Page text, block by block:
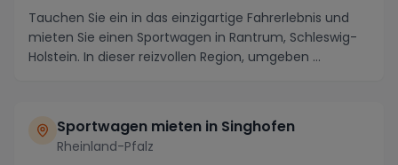
Tauchen Sie ein in das einzigartige Fahrerlebnis und
mieten Sie einen Sportwagen in Rantrum, Schleswig-
Holstein. In dieser reizvollen Region, umgeben ...
Sportwagen mieten in Singhofen
Rheinland-Pfalz